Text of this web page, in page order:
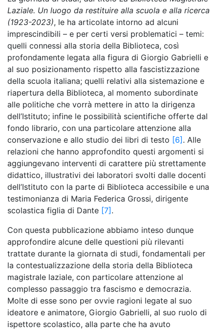
Laziale. Un luogo da restituire alla scuola e alla ricerca
(1923-2023), le ha articolate intorno ad alcuni
imprescindibili – e per certi versi problematici – temi:
quelli connessi alla storia della Biblioteca, così
profondamente legata alla figura di Giorgio Gabrielli e
al suo posizionamento rispetto alla fascistizzazione
della scuola italiana; quelli relativi alla sistemazione e
riapertura della Biblioteca, al momento subordinate
alle politiche che vorrà mettere in atto la dirigenza
dell’Istituto; infine le possibilità scientifiche offerte dal
fondo librario, con una particolare attenzione alla
conservazione e allo studio dei libri di testo [6] . Alle
relazioni che hanno approfondito questi argomenti si
aggiungevano interventi di carattere più strettamente
didattico, illustrativi dei laboratori svolti dalle docenti
dell’Istituto con la parte di Biblioteca accessibile e una
testimonianza di Maria Federica Grossi, dirigente
scolastica figlia di Dante [7] .
Con questa pubblicazione abbiamo inteso dunque
approfondire alcune delle questioni più rilevanti
trattate durante la giornata di studi, fondamentali per
la contestualizzazione della storia della Biblioteca
magistrale laziale, con particolare attenzione al
complesso passaggio tra fascismo e democrazia.
Molte di esse sono per ovvie ragioni legate al suo
ideatore e animatore, Giorgio Gabrielli, al suo ruolo di
ispettore scolastico, alla parte che ha avuto